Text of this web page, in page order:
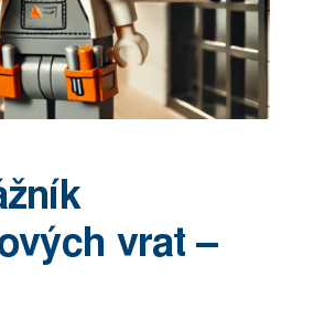
vrat –